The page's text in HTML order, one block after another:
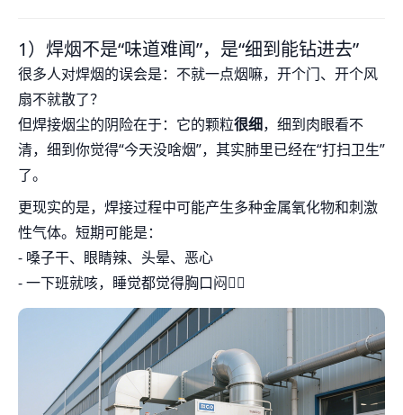
1）焊烟不是“味道难闻”，是“细到能钻进去”
很多人对焊烟的误会是：不就一点烟嘛，开个门、开个风
扇不就散了？
但焊接烟尘的阴险在于：它的颗粒很细，细到肉眼看不
清，细到你觉得“今天没啥烟”，其实肺里已经在“打扫卫生”
了。
更现实的是，焊接过程中可能产生多种金属氧化物和刺激
性气体。短期可能是：
- 嗓子干、眼睛辣、头晕、恶心
- 一下班就咳，睡觉都觉得胸口闷😵‍💫